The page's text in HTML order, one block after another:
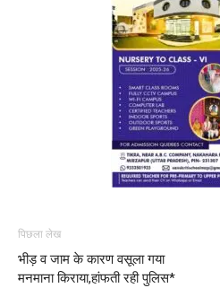
पिछला लेख
भीड़ व जाम के कारण वसूला गया
मनमाना किराया,हांफती रही पुलिस*